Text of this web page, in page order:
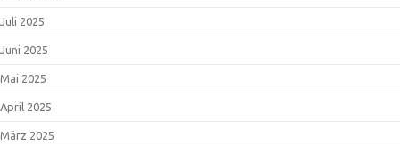
Juli 2025
Juni 2025
Mai 2025
April 2025
März 2025